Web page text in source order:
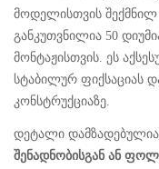
მოდელისთვის
განკუთვნილია 50
მონტაჟისთვის. ეს
სტაბილურ ფიქსაციას
კონსტრუქციაზე.
დეტალი
შენადნობისგან ან